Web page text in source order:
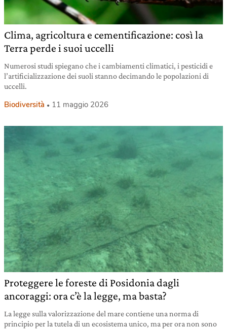
Clima, agricoltura e cementificazione: così la
Terra perde i suoi uccelli
Numerosi studi spiegano che i cambiamenti climatici, i pesticidi e
l’artificializzazione dei suoli stanno decimando le popolazioni di
uccelli.
Biodiversità 11 maggio 2026
Proteggere le foreste di Posidonia dagli
ancoraggi: ora c’è la legge, ma basta?
La legge sulla valorizzazione del mare contiene una norma di
principio per la tutela di un ecosistema unico, ma per ora non sono